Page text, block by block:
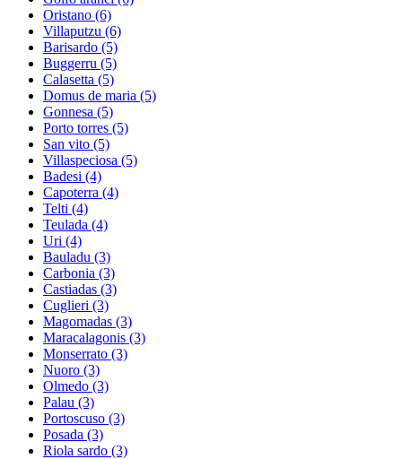
Oristano (6)
Villaputzu (6)
Barisardo (5)
Buggerru (5)
Calasetta (5)
Domus de maria (5)
Gonnesa (5)
Porto torres (5)
San vito (5)
Villaspeciosa (5)
Badesi (4)
Capoterra (4)
Telti (4)
Teulada (4)
Uri (4)
Bauladu (3)
Carbonia (3)
Castiadas (3)
Cuglieri (3)
Magomadas (3)
Maracalagonis (3)
Monserrato (3)
Nuoro (3)
Olmedo (3)
Palau (3)
Portoscuso (3)
Posada (3)
Riola sardo (3)